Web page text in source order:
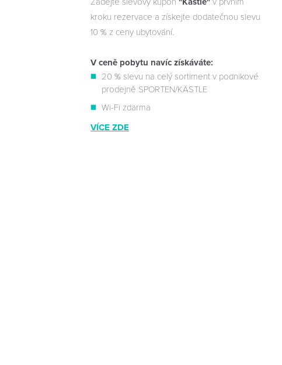
kroku rezervace a získejte dodatečnou slevu
10 % z ceny ubytování.
V ceně pobytu navíc získáváte:
20 % slevu na celý sortiment v podnikové
prodejně SPORTEN/KÄSTLE
Wi-Fi zdarma
VÍCE ZDE